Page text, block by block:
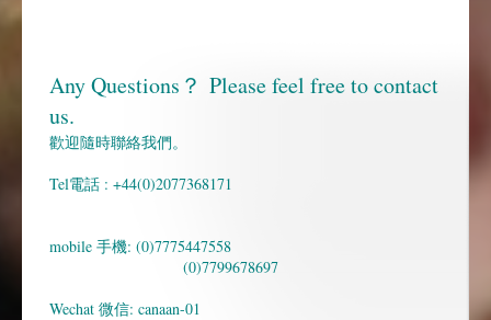
Any Questions？ Please feel free to contact
us.
歡迎隨時聯絡我們。
Tel電話 : +44(0)2077368171
mobile 手機: (0)7775447558
(0)7799678697
Wechat 微信: canaan-01